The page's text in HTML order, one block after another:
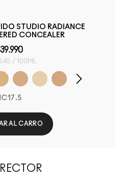
STUDIO RADIANCE
CONCEALER
/ 100ML
AL CARRO